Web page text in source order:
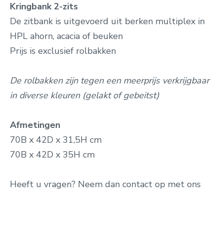
Kringbank 2-zits
De zitbank is uitgevoerd uit berken multiplex in
HPL ahorn, acacia of beuken
Prijs is exclusief rolbakken
De rolbakken zijn tegen een meerprijs verkrijgbaar
in diverse kleuren (gelakt of gebeitst)
Afmetingen
70B x 42D x 31,5H cm
70B x 42D x 35H cm
Heeft u vragen? Neem dan contact op met ons